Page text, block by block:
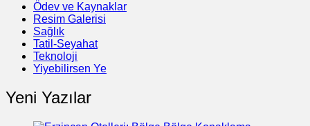
Ödev ve Kaynaklar
Resim Galerisi
Sağlık
Tatil-Seyahat
Teknoloji
Yiyebilirsen Ye
Yeni Yazılar